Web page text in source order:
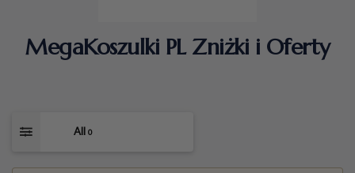
MegaKoszulki PL Zniżki i Oferty
All 0